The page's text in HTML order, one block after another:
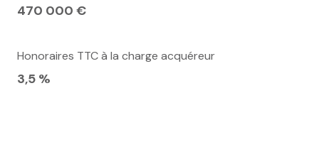
470 000 €
Honoraires TTC à la charge acquéreur
3,5 %